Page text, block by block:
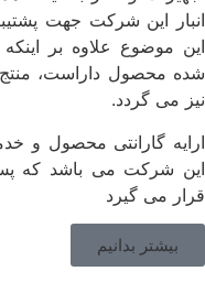
انبار این شرکت جهت
این موضوع علاوه بر
شده محصول داراست،
نیز می گردد.
ارایه گارانتی محصول و
این شرکت می باشد که
قرار می گیرد
بیشتر بدانیم